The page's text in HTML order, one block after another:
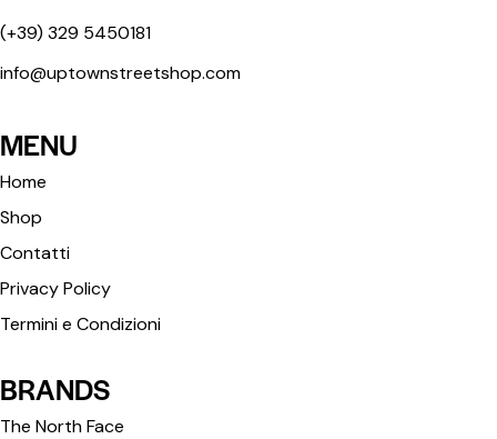
(+39) 329 5450181
info@uptownstreetshop.com
MENU
Home
Shop
Contatti
Privacy Policy
Termini e Condizioni
BRANDS
The North Face